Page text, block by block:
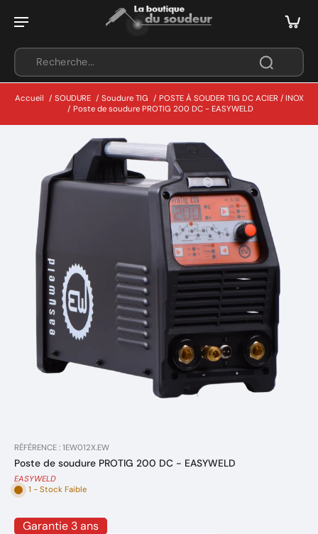
Accueil / SOUDURE / Soudure TIG / POSTE À SOUDER TIG DC ACIER / INOX
/ Poste de soudure PROTIG 200 DC - EASYWELD
RÉFÉRENCE : 1EW012X.EW
Poste de soudure PROTIG 200 DC - EASYWELD
EASYWELD
1 - Stock Faible
Garantie 3 ans